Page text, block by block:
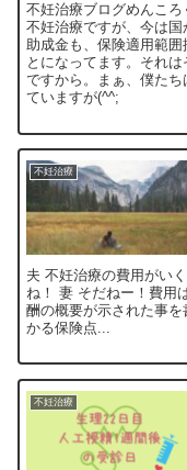
不妊治療ブログめんこ
不妊治療ですが、今は
助成金も、保険適用範
とになってます。それ
ですから。まぁ、僕た
ていますが(^^;
不妊治療
夫 不妊治療の費用がい
ね！ 妻 そだねー！費用
酬の概要が示された事
かる保険点...
不妊治療